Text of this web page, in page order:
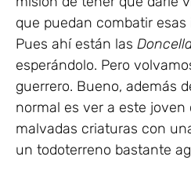
que puedan combatir esas
Pues ahí están las
esperándolo. Pero
guerrero. Bueno, además
normal es ver a este
malvadas criaturas con
un todoterreno bastante